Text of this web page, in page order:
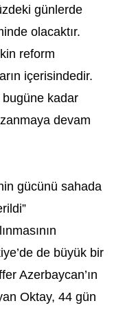
günlerde
olacaktır.
reform
içerisindedir.
bugüne kadar
devam
gücünü sahada
de büyük bir
Azerbaycan’ın
Oktay, 44 gün